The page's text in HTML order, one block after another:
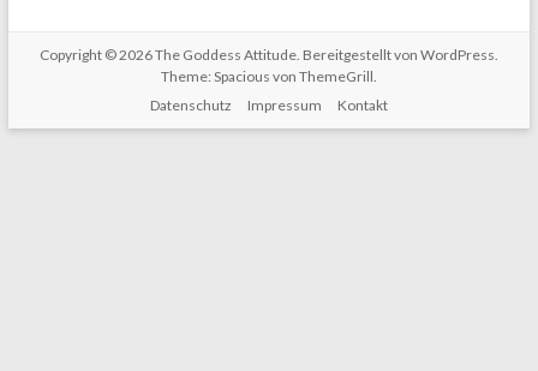
Copyright © 2026The Goddess Attitude. Bereitgestellt von WordPress.
Theme: Spacious von ThemeGrill.
Datenschutz
Impressum Kontakt